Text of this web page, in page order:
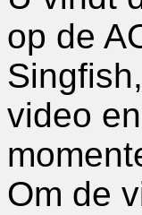
op de
video
Om de